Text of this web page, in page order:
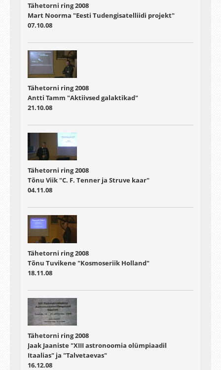
Tähetorni ring 2008
Mart Noorma "Eesti Tudengisatelliidi projekt"
07.10.08
Tähetorni ring 2008
Antti Tamm "Aktiivsed galaktikad"
21.10.08
Tähetorni ring 2008
Tõnu Viik "C. F. Tenner ja Struve kaar"
04.11.08
Tähetorni ring 2008
Tõnu Tuvikene "Kosmoseriik Holland"
18.11.08
Tähetorni ring 2008
Jaak Jaaniste "XIII astronoomia olümpiaadil
Itaalias" ja "Talvetaevas"
16.12.08